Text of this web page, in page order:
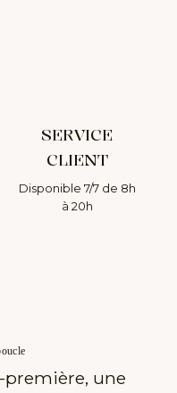
SERVICE
CLIENT
Disponible 7/7 de 8h
à 20h
première, une